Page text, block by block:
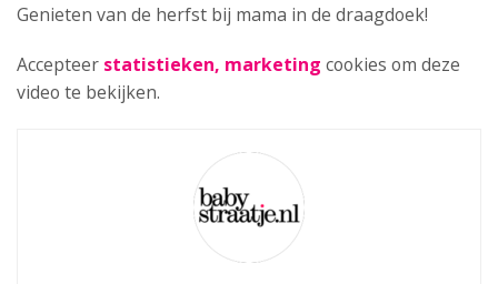
Genieten van de herfst bij mama in de draagdoek!
Accepteer statistieken, marketing cookies om deze
video te bekijken.